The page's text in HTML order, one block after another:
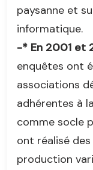
paysanne et
informatique.
-* En 2001 et
enquêtes ont
associations
adhérentes à
comme socle
ont réalisé
production